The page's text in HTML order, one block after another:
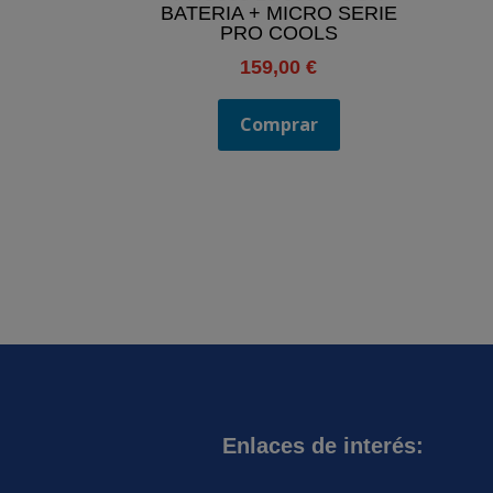
BATERIA + MICRO SERIE
PRO COOLS
159,00€
Comprar
Enlaces de interés: